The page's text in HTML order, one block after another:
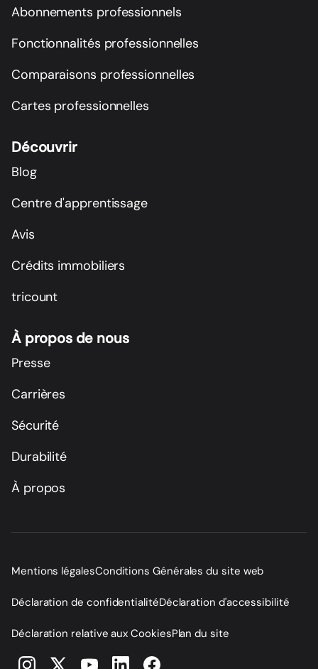
Abonnements professionnels
Fonctionnalités professionnelles
Comparaisons professionnelles
Cartes professionnelles
Découvrir
Blog
Centre d'apprentissage
Avis
Crédits immobiliers
tricount
À propos de nous
Presse
Carrières
Sécurité
Durabilité
À propos
Mentions légalesConditions Générales du site web
Déclaration de confidentialitéDéclaration d'accessibilité
Déclaration relative aux CookiesPlan du site